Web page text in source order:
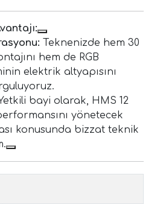
Teknenizde hem 30
hem de RGB
elektrik altyapısını
bayi olarak, HMS 12
yönetecek
konusunda bizzat teknik